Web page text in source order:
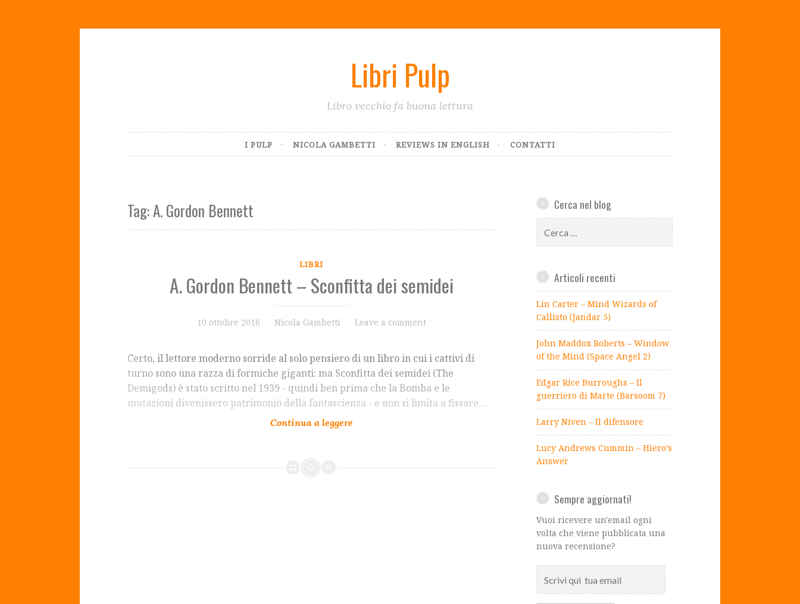
Libri Pulp
Libro vecchio fa buona lettura
I PULP NICOLA GAMBETTI REVIEWS IN ENGLISH CONTATTI
Tag:A. Gordon Bennett
LIBRI
A. Gordon Bennett – Sconfitta dei semidei
10 ottobre 2016 Nicola Gambetti Leave a comment
Certo, il lettore moderno sorride al solo pensiero di un libro in cui i cattivi di
turno sono una razza di formiche giganti: ma Sconfitta dei semidei (The
Demigods) è stato scritto nel 1939 - quindi ben prima che la Bomba e le
mutazioni divenissero patrimonio della fantascienza - e non si limita a fissare…
Cerca nel blog
per:
Articoli recenti
Lin Carter – Mind Wizards of
Callisto (Jandar 5)
John Maddox Roberts – Window
of the Mind (Space Angel 2)
Edgar Rice Burroughs – Il
guerriero di Marte (Barsoom 7)
Larry Niven – Il difensore
Lucy Andrews Cummin – Hiero’s
Answer
Sempre aggiornati!
Vuoi ricevere un'email ogni
volta che viene pubblicata una
nuova recensione?
qui
tua